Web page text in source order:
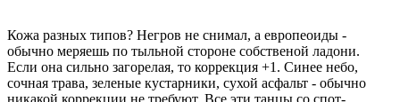
Кожа разных типов? Негров не снимал, а европеоиды -
обычно меряешь по тыльной стороне собственой ладони.
Если она сильно загорелая, то коррекция +1. Синее небо,
сочная трава, зеленые кустарники, сухой асфальт - обычно